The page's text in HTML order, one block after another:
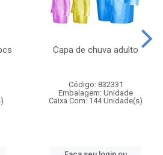
Capa de chuva adulto
Código: 832331
Embalagem: Unidade
Caixa Com: 144 Unidade(s)